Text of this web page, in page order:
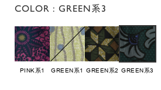
COLOR : GREEN系3
PINK系1 GREEN系1 GREEN系2 GREEN系3